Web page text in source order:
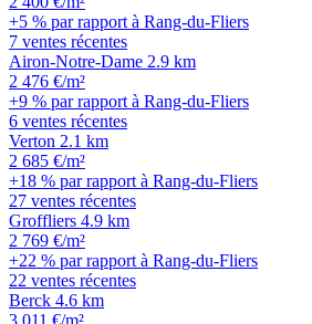
+5 % par rapport à Rang-du-Fliers
7 ventes récentes
Airon-Notre-Dame 2.9 km
2 476 €/m²
+9 % par rapport à Rang-du-Fliers
6 ventes récentes
Verton 2.1 km
2 685 €/m²
+18 % par rapport à Rang-du-Fliers
27 ventes récentes
Groffliers 4.9 km
2 769 €/m²
+22 % par rapport à Rang-du-Fliers
22 ventes récentes
Berck 4.6 km
3 011 €/m²